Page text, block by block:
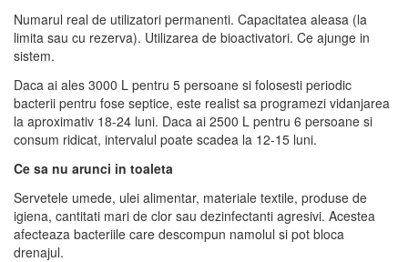
Numarul real de utilizatori permanenti. Capacitatea aleasa (la
limita sau cu rezerva). Utilizarea de bioactivatori. Ce ajunge in
sistem.
Daca ai ales 3000 L pentru 5 persoane si folosesti periodic
bacterii pentru fose septice, este realist sa programezi vidanjarea
la aproximativ 18-24 luni. Daca ai 2500 L pentru 6 persoane si
consum ridicat, intervalul poate scadea la 12-15 luni.
Ce sa nu arunci in toaleta
Servetele umede, ulei alimentar, materiale textile, produse de
igiena, cantitati mari de clor sau dezinfectanti agresivi. Acestea
afecteaza bacteriile care descompun namolul si pot bloca
drenajul.